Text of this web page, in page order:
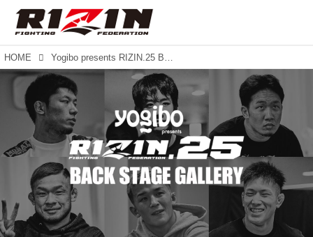
HOME Yogibo presents RIZIN.25 BACKSTAGE GALLERY